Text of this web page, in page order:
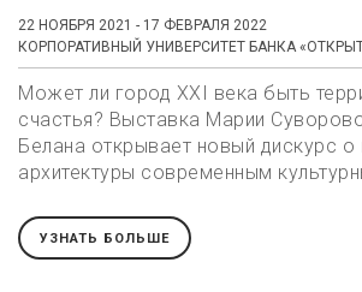
22 НОЯБРЯ 2021 - 17 ФЕВРАЛЯ 2022
КОРПОРАТИВНЫЙ УНИВЕРСИТЕТ БАНКА
Может ли город XXI века быть
счастья? Выставка Марии
Белана открывает новый дискурс о
архитектуры современным
УЗНАТЬ БОЛЬШЕ